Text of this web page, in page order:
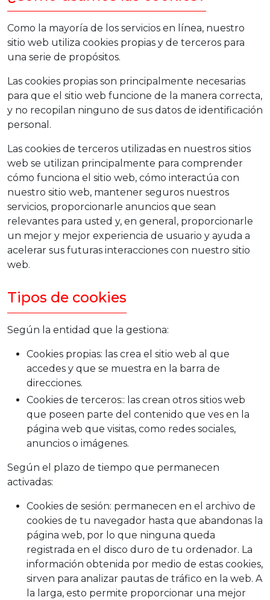
Como la mayoría de los servicios en línea, nuestro
sitio web utiliza cookies propias y de terceros para
una serie de propósitos.
Las cookies propias son principalmente necesarias
para que el sitio web funcione de la manera correcta,
y no recopilan ninguno de sus datos de identificación
personal.
Las cookies de terceros utilizadas en nuestros sitios
web se utilizan principalmente para comprender
cómo funciona el sitio web, cómo interactúa con
nuestro sitio web, mantener seguros nuestros
servicios, proporcionarle anuncios que sean
relevantes para usted y, en general, proporcionarle
un mejor y mejor experiencia de usuario y ayuda a
acelerar sus futuras interacciones con nuestro sitio
web.
Tipos de cookies
Según la entidad que la gestiona:
Cookies propias: las crea el sitio web al que
accedes y que se muestra en la barra de
direcciones.
Cookies de terceros:: las crean otros sitios web
que poseen parte del contenido que ves en la
página web que visitas, como redes sociales,
anuncios o imágenes.
Según el plazo de tiempo que permanecen
activadas:
Cookies de sesión: permanecen en el archivo de
cookies de tu navegador hasta que abandonas la
página web, por lo que ninguna queda
registrada en el disco duro de tu ordenador. La
información obtenida por medio de estas cookies,
sirven para analizar pautas de tráfico en la web. A
la larga, esto permite proporcionar una mejor